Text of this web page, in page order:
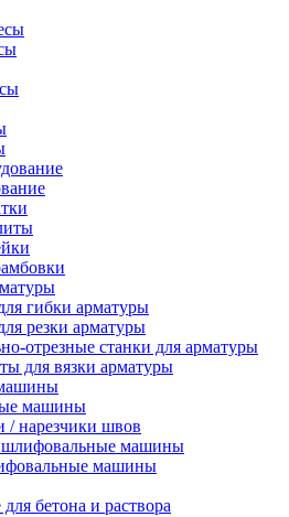
гибки арматуры
резки арматуры
отрезные станки для арматуры
для вязки арматуры
машины
/ нарезчики швов
шлифовальные машины
машины
бетона и раствора